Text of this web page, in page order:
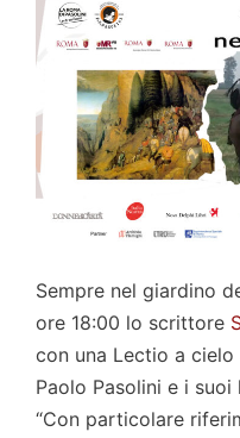
Sempre nel giardino
ore 18:00 lo scrittore
con una Lectio a
Paolo Pasolini e i suoi
“Con particolare